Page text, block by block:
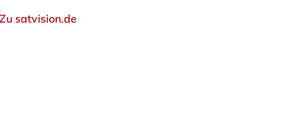
Zu satvision.de